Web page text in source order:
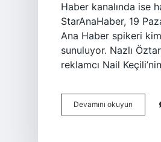
Haber kanalında ise
StarAnaHaber, 19
Ana Haber spikeri
sunuluyor. Nazlı
reklamcı Nail
Devamını okuyun
Tv